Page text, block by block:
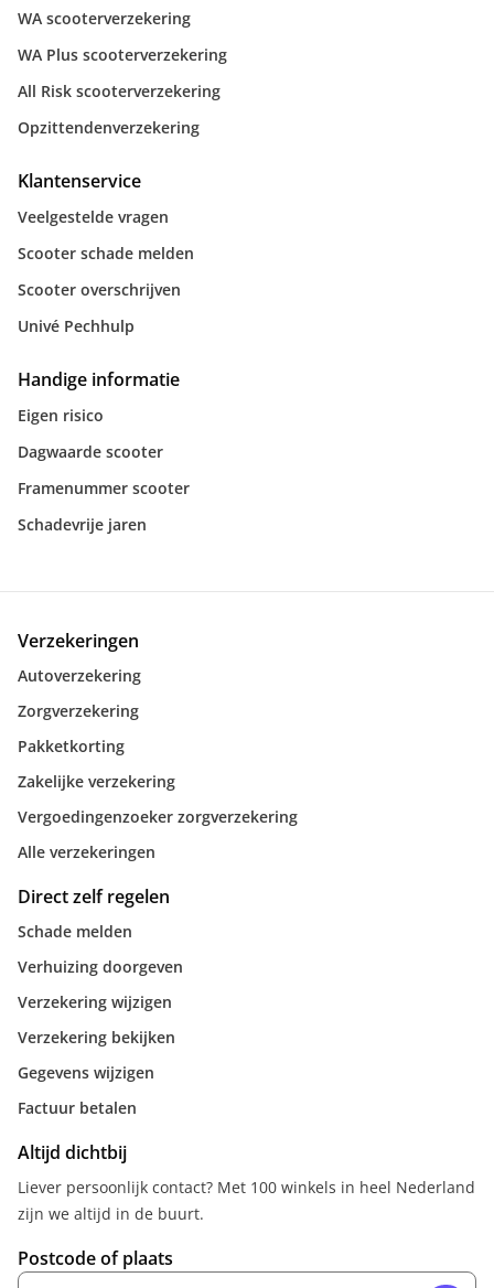
WA scooterverzekering
WA Plus scooterverzekering
All Risk scooterverzekering
Opzittendenverzekering
Klantenservice
Veelgestelde vragen
Scooter schade melden
Scooter overschrijven
Univé Pechhulp
Handige informatie
Eigen risico
Dagwaarde scooter
Framenummer scooter
Schadevrije jaren
Verzekeringen
Autoverzekering
Zorgverzekering
Pakketkorting
Zakelijke verzekering
Vergoedingenzoeker zorgverzekering
Alle verzekeringen
Direct zelf regelen
Schade melden
Verhuizing doorgeven
Verzekering wijzigen
Verzekering bekijken
Gegevens wijzigen
Factuur betalen
Altijd dichtbij
Liever persoonlijk contact? Met 100 winkels in heel Nederland
zijn we altijd in de buurt.
Postcode of plaats